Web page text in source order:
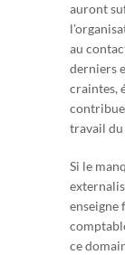
auront
au
derniers
craintes,
travail du
Si le
enseigne
ce